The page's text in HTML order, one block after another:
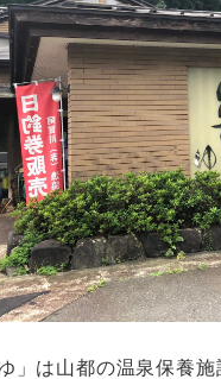
」は山都の温泉保養施